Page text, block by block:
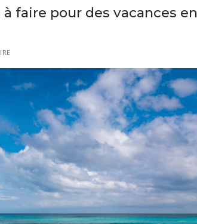
faire pour des vacances